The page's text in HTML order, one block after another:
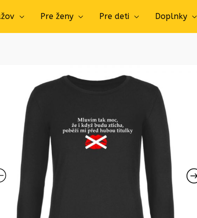
Pre ženy Pre deti Doplnky